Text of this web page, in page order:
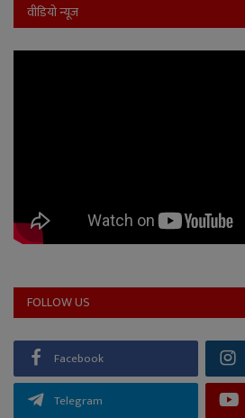
वीडियो न्यूज
FOLLOW US
Facebook
Telegram